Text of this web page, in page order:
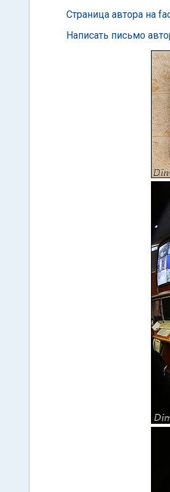
Страница автора на
Написать письмо